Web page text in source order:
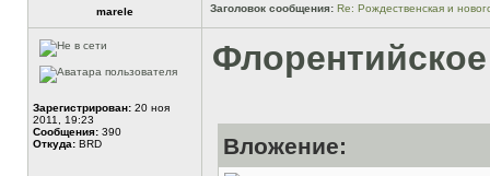
marele Заголовок сообщения: Re: Рождественская и
Зарегистрирован: 20 ноя
2011, 19:23
Сообщения: 390
Откуда: BRD Вложение: